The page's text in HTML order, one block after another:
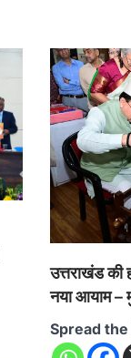
उत्तराखंड की
नया आयाम –
Spread